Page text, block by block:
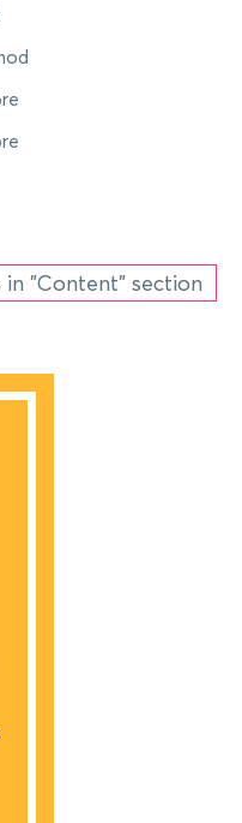
"Content" section